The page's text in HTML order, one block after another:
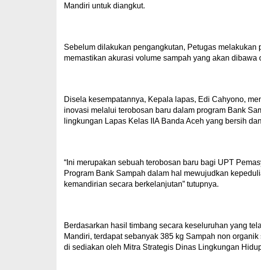
Mandiri untuk diangkut.
Sebelum dilakukan pengangkutan, Petugas
memastikan akurasi volume sampah yang akan dibawa
Disela kesempatannya, Kepala lapas, Edi Cahyono,
inovasi melalui terobosan baru dalam program Bank
lingkungan Lapas Kelas IIA Banda Aceh yang bersih
“Ini merupakan sebuah terobosan baru bagi UPT
Program Bank Sampah dalam hal mewujudkan
kemandirian secara berkelanjutan” tutupnya.
Berdasarkan hasil timbang secara keseluruhan yang
Mandiri, terdapat sebanyak 385 kg Sampah non
di sediakan oleh Mitra Strategis Dinas Lingkungan